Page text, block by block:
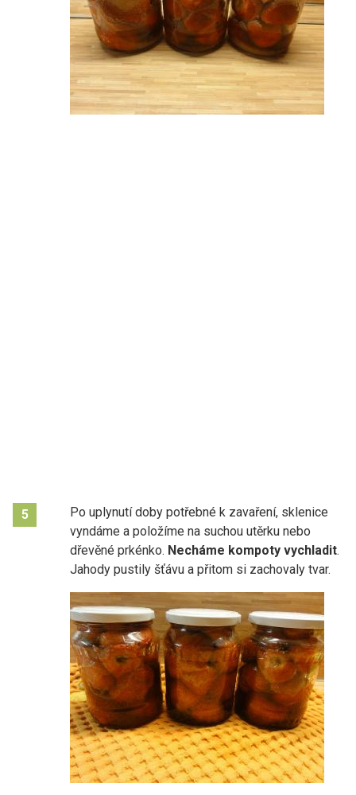
5
Po uplynutí doby potřebné k zavaření, sklenice
vyndáme a položíme na suchou utěrku nebo
dřevěné prkénko. Necháme kompoty vychladit.
Jahody pustily šťávu a přitom si zachovaly tvar.